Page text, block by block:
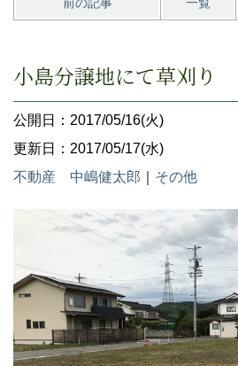
小島分譲地にて草刈り
公開日：2017/05/16(火)
更新日：2017/05/17(水)
不動産 中嶋健太郎
その他